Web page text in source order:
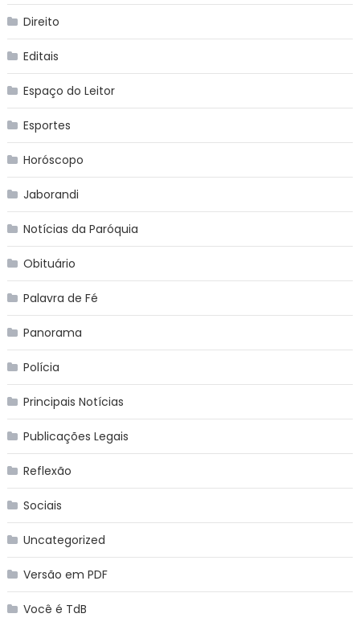
Direito
Editais
Espaço do Leitor
Esportes
Horóscopo
Jaborandi
Notícias da Paróquia
Obituário
Palavra de Fé
Panorama
Polícia
Principais Notícias
Publicações Legais
Reflexão
Sociais
Uncategorized
Versão em PDF
Você é TdB